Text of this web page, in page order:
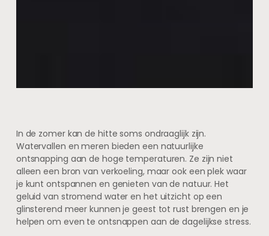
In de zomer kan de hitte soms ondraaglijk zijn.
Watervallen en meren bieden een natuurlijke
ontsnapping aan de hoge temperaturen. Ze zijn niet
alleen een bron van verkoeling, maar ook een plek waar
je kunt ontspannen en genieten van de natuur. Het
geluid van stromend water en het uitzicht op een
glinsterend meer kunnen je geest tot rust brengen en je
helpen om even te ontsnappen aan de dagelijkse stress.